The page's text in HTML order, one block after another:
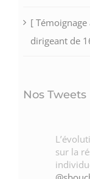
[
dirigeant de
Nos Tweets
sur la